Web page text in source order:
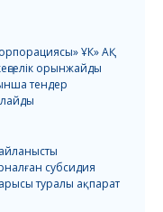
ҰК» АҚ
орынжайды
тендер
субсидия
туралы ақпарат